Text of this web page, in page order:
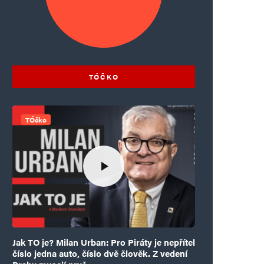
TÓČKO
TÓčko
Jak TO je? Milan Urban: Pro Piráty je nepřítel
číslo jedna auto, číslo dvě člověk. Z vedení